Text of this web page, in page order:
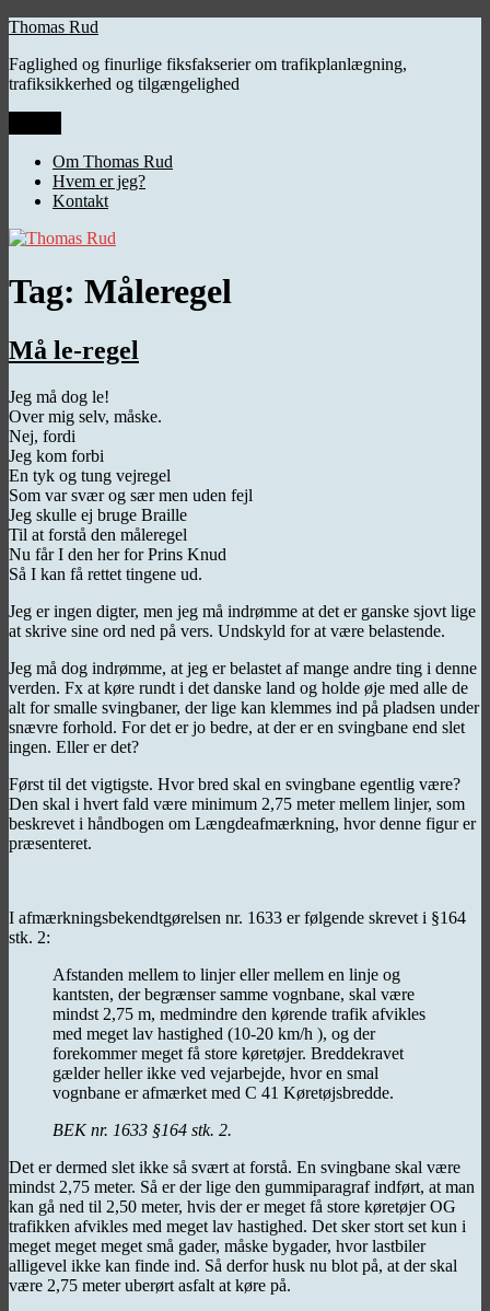
Videre
indhold
Thomas Rud
Faglighed og finurlige fiksfakserier om trafikplanlægning,
trafiksikkerhed og tilgængelighed
Om Thomas Rud
Hvem er jeg?
Kontakt
Tag: Måleregel
Må le-regel
Jeg må dog le!
Over mig selv, måske.
Nej, fordi
Jeg kom forbi
En tyk og tung vejregel
Som var svær og sær men uden fejl
Jeg skulle ej bruge Braille
Til at forstå den måleregel
Nu får I den her for Prins Knud
Så I kan få rettet tingene ud.
Jeg er ingen digter, men jeg må indrømme at det er ganske sjovt lige
at skrive sine ord ned på vers. Undskyld for at være belastende.
Jeg må dog indrømme, at jeg er belastet af mange andre ting i denne
verden. Fx at køre rundt i det danske land og holde øje med alle de
alt for smalle svingbaner, der lige kan klemmes ind på pladsen under
snævre forhold. For det er jo bedre, at der er en svingbane end slet
ingen. Eller er det?
Først til det vigtigste. Hvor bred skal en svingbane egentlig være?
Den skal i hvert fald være minimum 2,75 meter mellem linjer, som
beskrevet i håndbogen om Længdeafmærkning, hvor denne figur er
præsenteret.
I afmærkningsbekendtgørelsen nr. 1633 er følgende skrevet i §164
stk. 2:
Afstanden mellem to linjer eller mellem en linje og
kantsten, der begrænser samme vognbane, skal være
mindst 2,75 m, medmindre den kørende trafik afvikles
med meget lav hastighed (10-20 km/h ), og der
forekommer meget få store køretøjer. Breddekravet
gælder heller ikke ved vejarbejde, hvor en smal
vognbane er afmærket med C 41 Køretøjsbredde.
BEK nr. 1633 §164 stk. 2.
Det er dermed slet ikke så svært at forstå. En svingbane skal være
mindst 2,75 meter. Så er der lige den gummiparagraf indført, at man
kan gå ned til 2,50 meter, hvis der er meget få store køretøjer OG
trafikken afvikles med meget lav hastighed. Det sker stort set kun i
meget meget meget små gader, måske bygader, hvor lastbiler
alligevel ikke kan finde ind. Så derfor husk nu blot på, at der skal
være 2,75 meter uberørt asfalt at køre på.